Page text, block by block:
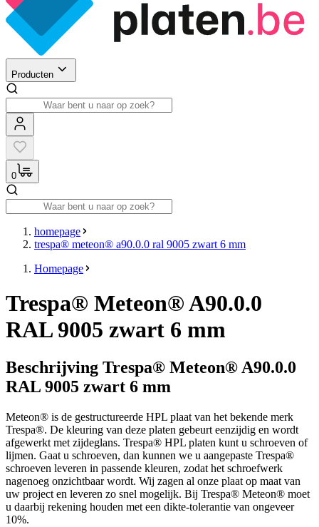
Producten
0
homepage
trespa® meteon® a90.0.0 ral 9005 zwart 6 mm
Homepage
Trespa® Meteon® A90.0.0
RAL 9005 zwart 6 mm
Beschrijving Trespa® Meteon® A90.0.0
RAL 9005 zwart 6 mm
Meteon® is de gestructureerde HPL plaat van het bekende merk
Trespa®. De kleuring van deze platen gebeurt eenzijdig en wordt
afgewerkt met zijdeglans. Trespa® HPL platen kunt u schroeven of
lijmen. Gaat u schroeven, dan kunnen we u aangepaste Trespa®
schroeven leveren in passende kleuren, zodat het schroefwerk
nagenoeg onzichtbaar wordt. Wij zagen al onze plaat op maat van
uw project en leveren zo snel mogelijk. Bij Trespa® Meteon® moet
u daarbij rekening houden met een dikte-tolerantie van ongeveer
10%.